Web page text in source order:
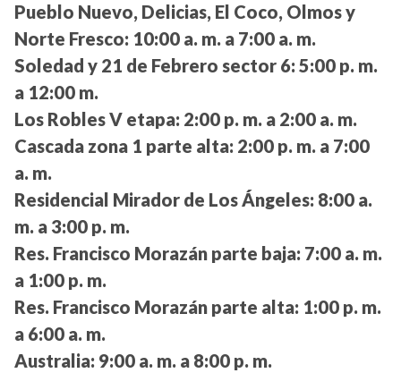
Pueblo Nuevo, Delicias, El Coco, Olmos y
Norte Fresco: 10:00 a. m. a 7:00 a. m.
Soledad y 21 de Febrero sector 6: 5:00 p. m.
a 12:00 m.
Los Robles V etapa: 2:00 p. m. a 2:00 a. m.
Cascada zona 1 parte alta: 2:00 p. m. a 7:00
a. m.
Residencial Mirador de Los Ángeles: 8:00 a.
m. a 3:00 p. m.
Res. Francisco Morazán parte baja: 7:00 a. m.
a 1:00 p. m.
Res. Francisco Morazán parte alta: 1:00 p. m.
a 6:00 a. m.
Australia: 9:00 a. m. a 8:00 p. m.